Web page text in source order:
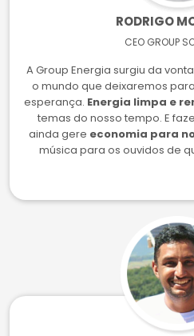
RODRIGO
CEO GROUP
A Group Energia surgiu da
o mundo que deixaremos
esperança. Energia limpa e
temas do nosso tempo. E
ainda gere economia para
música para os ouvidos de